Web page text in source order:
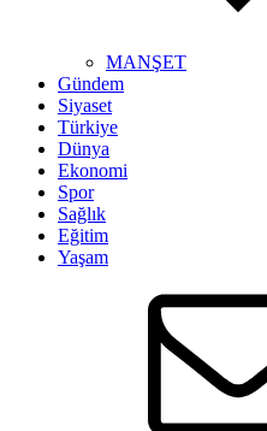
MANŞET
Gündem
Siyaset
Türkiye
Dünya
Ekonomi
Spor
Sağlık
Eğitim
Yaşam